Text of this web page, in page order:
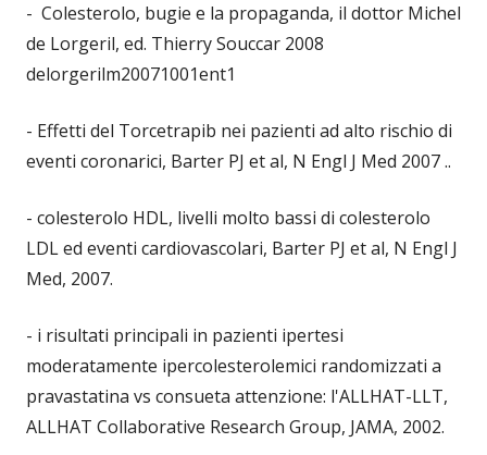
- Colesterolo, bugie e la propaganda, il dottor Michel
de Lorgeril, ed. Thierry Souccar 2008
delorgerilm20071001ent1
- Effetti del Torcetrapib nei pazienti ad alto rischio di
eventi coronarici, Barter PJ et al, N Engl J Med 2007 ..
- colesterolo HDL, livelli molto bassi di colesterolo
LDL ed eventi cardiovascolari, Barter PJ et al, N Engl J
Med, 2007.
- i risultati principali in pazienti ipertesi
moderatamente ipercolesterolemici randomizzati a
pravastatina vs consueta attenzione: l'ALLHAT-LLT,
ALLHAT Collaborative Research Group, JAMA, 2002.